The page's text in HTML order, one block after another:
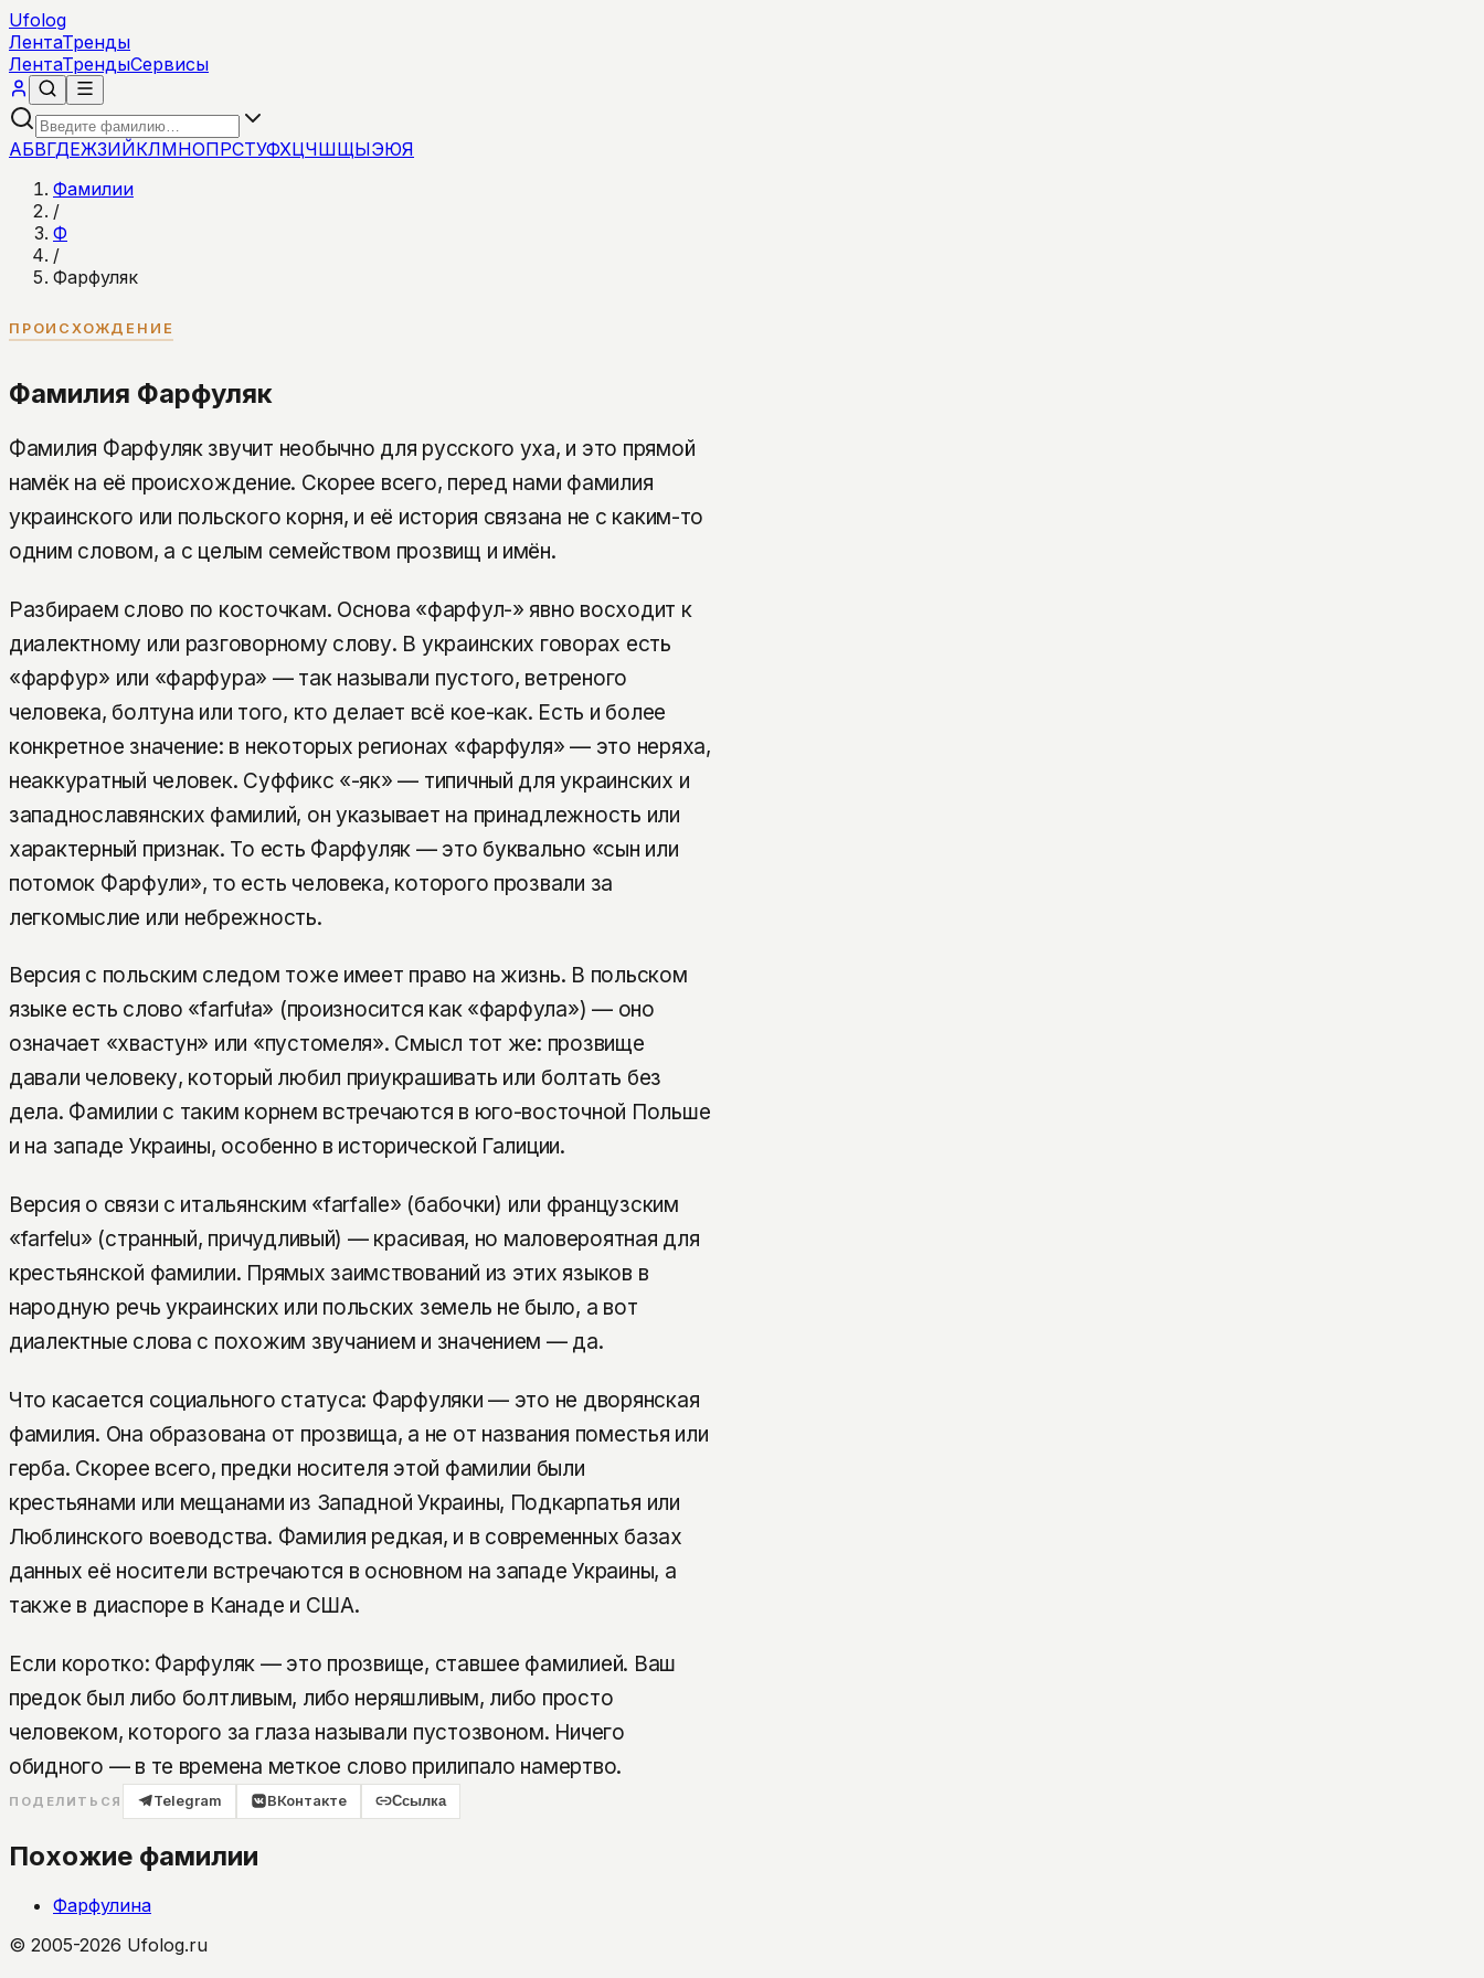
Ufolog
ЛентаТренды
ЛентаТрендыСервисы
АБВГДЕЖЗИЙКЛМНОПРСТУФХЦЧШЩЫЭЮЯ
Фамилии
/
Ф
/
Фарфуляк
ПРОИСХОЖДЕНИЕ
Фамилия Фарфуляк
Фамилия Фарфуляк звучит необычно для русского уха, и это прямой
намёк на её происхождение. Скорее всего, перед нами фамилия
украинского или польского корня, и её история связана не с каким-то
одним словом, а с целым семейством прозвищ и имён.
Разбираем слово по косточкам. Основа «фарфул-» явно восходит к
диалектному или разговорному слову. В украинских говорах есть
«фарфур» или «фарфура» — так называли пустого, ветреного
человека, болтуна или того, кто делает всё кое-как. Есть и более
конкретное значение: в некоторых регионах «фарфуля» — это неряха,
неаккуратный человек. Суффикс «-як» — типичный для украинских и
западнославянских фамилий, он указывает на принадлежность или
характерный признак. То есть Фарфуляк — это буквально «сын или
потомок Фарфули», то есть человека, которого прозвали за
легкомыслие или небрежность.
Версия с польским следом тоже имеет право на жизнь. В польском
языке есть слово «farfuła» (произносится как «фарфула») — оно
означает «хвастун» или «пустомеля». Смысл тот же: прозвище
давали человеку, который любил приукрашивать или болтать без
дела. Фамилии с таким корнем встречаются в юго-восточной Польше
и на западе Украины, особенно в исторической Галиции.
Версия о связи с итальянским «farfalle» (бабочки) или французским
«farfelu» (странный, причудливый) — красивая, но маловероятная для
крестьянской фамилии. Прямых заимствований из этих языков в
народную речь украинских или польских земель не было, а вот
диалектные слова с похожим звучанием и значением — да.
Что касается социального статуса: Фарфуляки — это не дворянская
фамилия. Она образована от прозвища, а не от названия поместья или
герба. Скорее всего, предки носителя этой фамилии были
крестьянами или мещанами из Западной Украины, Подкарпатья или
Люблинского воеводства. Фамилия редкая, и в современных базах
данных её носители встречаются в основном на западе Украины, а
также в диаспоре в Канаде и США.
Если коротко: Фарфуляк — это прозвище, ставшее фамилией. Ваш
предок был либо болтливым, либо неряшливым, либо просто
человеком, которого за глаза называли пустозвоном. Ничего
обидного — в те времена меткое слово прилипало намертво.
ПОДЕЛИТЬСЯ Telegram ВКонтакте Ссылка
Похожие фамилии
Фарфулина
© 2005-2026 Ufolog.ru